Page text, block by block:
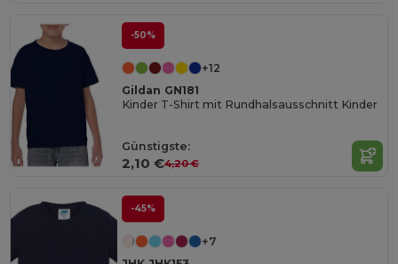
-50%
+12
Gildan GN181
Kinder T-Shirt mit Rundhalsausschnitt Kinder
Günstigste:
2,10 €4,20 €
-45%
+7